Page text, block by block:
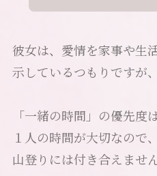
彼女は、愛情を家事や生
示しているつもりですが、
「一緒の時間」の優先度
１人の時間が大切なので、
山登りには付き合えません